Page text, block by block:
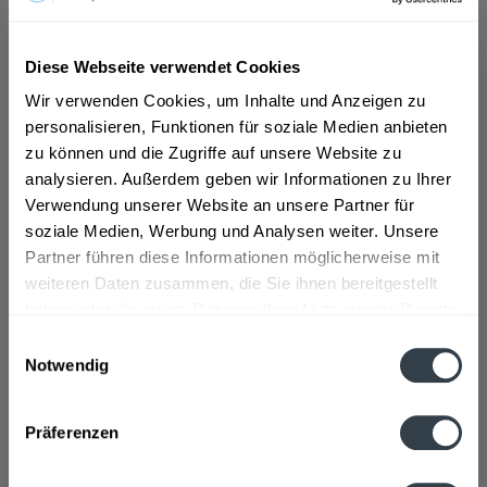
Diese Webseite verwendet Cookies
Wir verwenden Cookies, um Inhalte und Anzeigen zu
personalisieren, Funktionen für soziale Medien anbieten
zu können und die Zugriffe auf unsere Website zu
analysieren. Außerdem geben wir Informationen zu Ihrer
Verwendung unserer Website an unsere Partner für
soziale Medien, Werbung und Analysen weiter. Unsere
Partner führen diese Informationen möglicherweise mit
weiteren Daten zusammen, die Sie ihnen bereitgestellt
Notwendig
Präferenzen
0,33l
Inhalt6.6 Liter(2,34 € * / 1 Liter)
MEHRWEG
ab 15,46 € *
+4,50 € Pfand
In den
x 0,5l
Inhalt5.5 Liter(1,05 € * / 1 Liter)
MEHRWEG
ab 5,79 € *
In den